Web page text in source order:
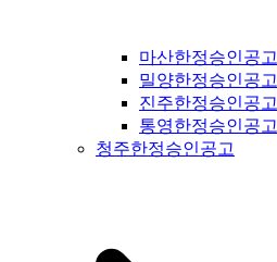
마산한정승인공고
밀양한정승인공고
진주한정승인공고
통영한정승인공고
청주한정승인공고